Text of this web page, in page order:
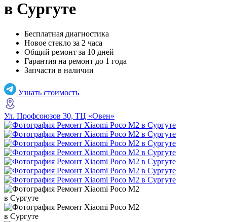
в Сургуте
Бесплатная диагностика
Новое стекло за 2 часа
Общий ремонт за 10 дней
Гарантия на ремонт до 1 года
Запчасти в наличии
Узнать стоимость
Ул. Профсоюзов 30, ТЦ «Овен»